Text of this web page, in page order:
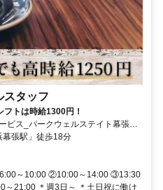
スタッフ
フトは時給1300円！
ビス_パークウェルステイト幕張ベ
幕張駅」徒歩18分
～10:00 ②10:00～14:00 ③13:30
21:00 ＊週3日～ ＊土日祝に働け